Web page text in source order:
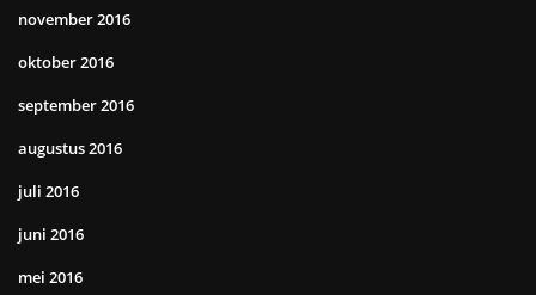
november 2016
oktober 2016
september 2016
augustus 2016
juli 2016
juni 2016
mei 2016